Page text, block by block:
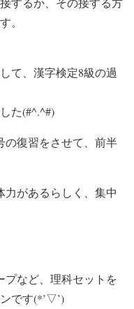
。
て、漢字検定8級の過
た(#^.^#)
の復習をさせて、前半
力があるらしく、集中
プなど、理科セットを
です(*’▽’)